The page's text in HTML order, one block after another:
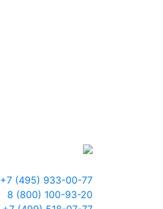
+7 (495) 933-00-77
8 (800) 100-93-20